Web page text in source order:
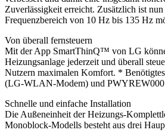
Zuverlässigkeit erreicht. Zusätzlich ist
Frequenzbereich von 10 Hz bis 135 Hz
Von überall fernsteuern
Mit der App SmartThinQ™ von LG
Heizungsanlage jederzeit und überall
Nutzern maximalen Komfort. *
(LG-WLAN-Modem) und PWYREW000
Schnelle und einfache Installation
Die Außeneinheit der Heizungs-
Monoblock-Modells besteht aus drei